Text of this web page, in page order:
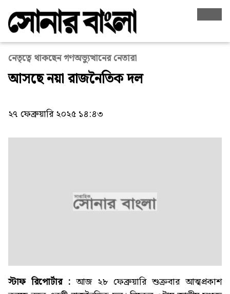
নেতৃত্বে থাকছেন গণঅভ্যুত্থানের নেতারা
আসছে নয়া রাজনৈতিক দল
২৭ ফেব্রুয়ারি ২০২৫ ১৪:৪৩
স্টাফ রিপোর্টার : আজ ২৮ ফেব্রুয়ারি শুক্রবার আত্মপ্রকাশ